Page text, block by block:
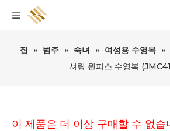
집 » 범주 » 숙녀 » 여성용 수영복 »
셔링 원피스 수영복
이 제품은 더 이상 구매할 수 없습